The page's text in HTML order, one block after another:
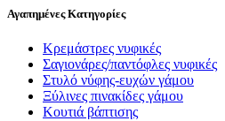
Αγαπημένες Κατηγορίες
Κρεμάστρες νυφικές
Σαγιονάρες/παντόφλες νυφικές
Στυλό νύφης-ευχών γάμου
Ξύλινες πινακίδες γάμου
Κουτιά βάπτισης